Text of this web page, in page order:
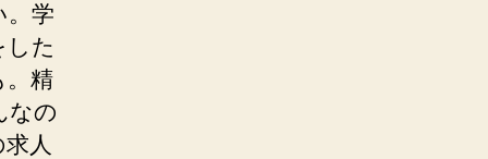
。学
した
。精
なの
人